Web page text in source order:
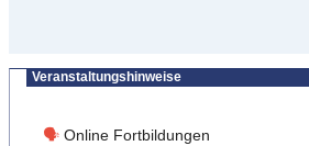
Veranstaltungshinweise
🗣 Online Fortbildungen